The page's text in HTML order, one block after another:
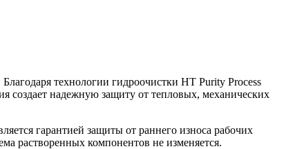
технологии гидроочистки HT Purity Process
создает надежную защиту от тепловых, механических
гарантией защиты от раннего износа рабочих
растворенных компонентов не изменяется.